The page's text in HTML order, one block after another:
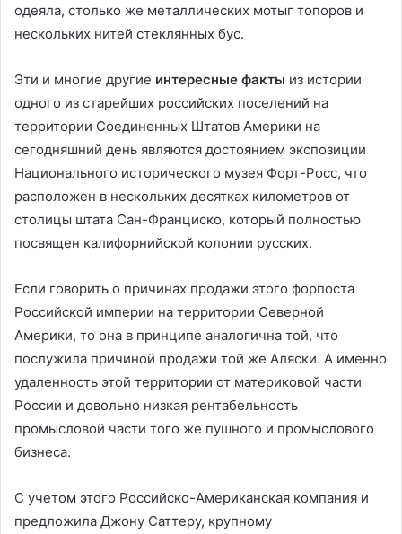
одеяла, столько же металлических мотыг топоров и
нескольких нитей стеклянных бус.
Эти и многие другие интересные факты из истории
одного из старейших российских поселений на
территории Соединенных Штатов Америки на
сегодняшний день являются достоянием экспозиции
Национального исторического музея Форт-Росс, что
расположен в нескольких десятках километров от
столицы штата Сан-Франциско, который полностью
посвящен калифорнийской колонии русских.
Если говорить о причинах продажи этого форпоста
Российской империи на территории Северной
Америки, то она в принципе аналогична той, что
послужила причиной продажи той же Аляски. А именно
удаленность этой территории от материковой части
России и довольно низкая рентабельность
промысловой части того же пушного и промыслового
бизнеса.
С учетом этого Российско-Американская компания и
предложила Джону Саттеру, крупному